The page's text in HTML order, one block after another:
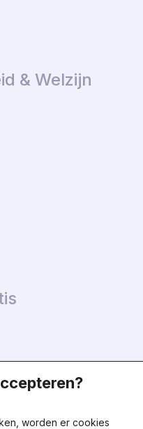
& Welzijn
worden er cookies